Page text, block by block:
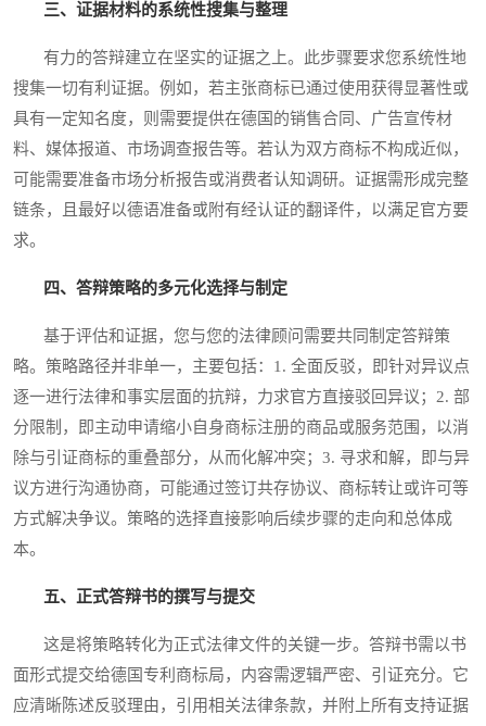
三、证据材料的系统性搜集与整理
有力的答辩建立在坚实的证据之上。此步骤要求您系统性地
搜集一切有利证据。例如，若主张商标已通过使用获得显著性或
具有一定知名度，则需要提供在德国的销售合同、广告宣传材
料、媒体报道、市场调查报告等。若认为双方商标不构成近似，
可能需要准备市场分析报告或消费者认知调研。证据需形成完整
链条，且最好以德语准备或附有经认证的翻译件，以满足官方要
求。
四、答辩策略的多元化选择与制定
基于评估和证据，您与您的法律顾问需要共同制定答辩策
略。策略路径并非单一，主要包括：1. 全面反驳，即针对异议点
逐一进行法律和事实层面的抗辩，力求官方直接驳回异议；2. 部
分限制，即主动申请缩小自身商标注册的商品或服务范围，以消
除与引证商标的重叠部分，从而化解冲突；3. 寻求和解，即与异
议方进行沟通协商，可能通过签订共存协议、商标转让或许可等
方式解决争议。策略的选择直接影响后续步骤的走向和总体成
本。
五、正式答辩书的撰写与提交
这是将策略转化为正式法律文件的关键一步。答辩书需以书
面形式提交给德国专利商标局，内容需逻辑严密、引证充分。它
应清晰陈述反驳理由，引用相关法律条款，并附上所有支持证据